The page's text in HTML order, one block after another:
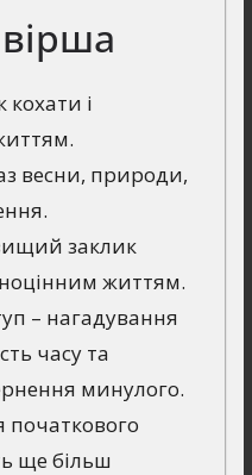
кохати і
весни, природи,
заклик
життям.
– нагадування
часу та
минулого.
початкового
ще більш